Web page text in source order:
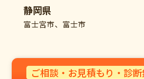
静岡県
富士宮市、富士市
ご相談・お見積もり・診断